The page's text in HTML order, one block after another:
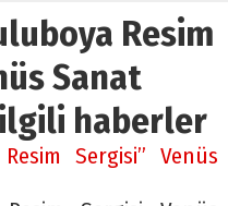
Resim
Sanat
haberler
Sergisi” Venüs